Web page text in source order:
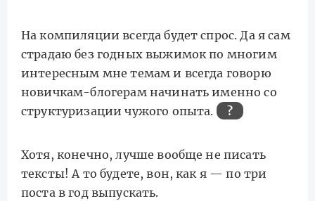
На компиляции всегда будет спрос. Да я сам
страдаю без годных выжимок по многим
интересным мне темам и всегда говорю
новичкам-блогерам начинать именно со
структуризации чужого опыта.
?
Хотя, конечно, лучше вообще не писать
тексты! А то будете, вон, как я — по три
поста в год выпускать.